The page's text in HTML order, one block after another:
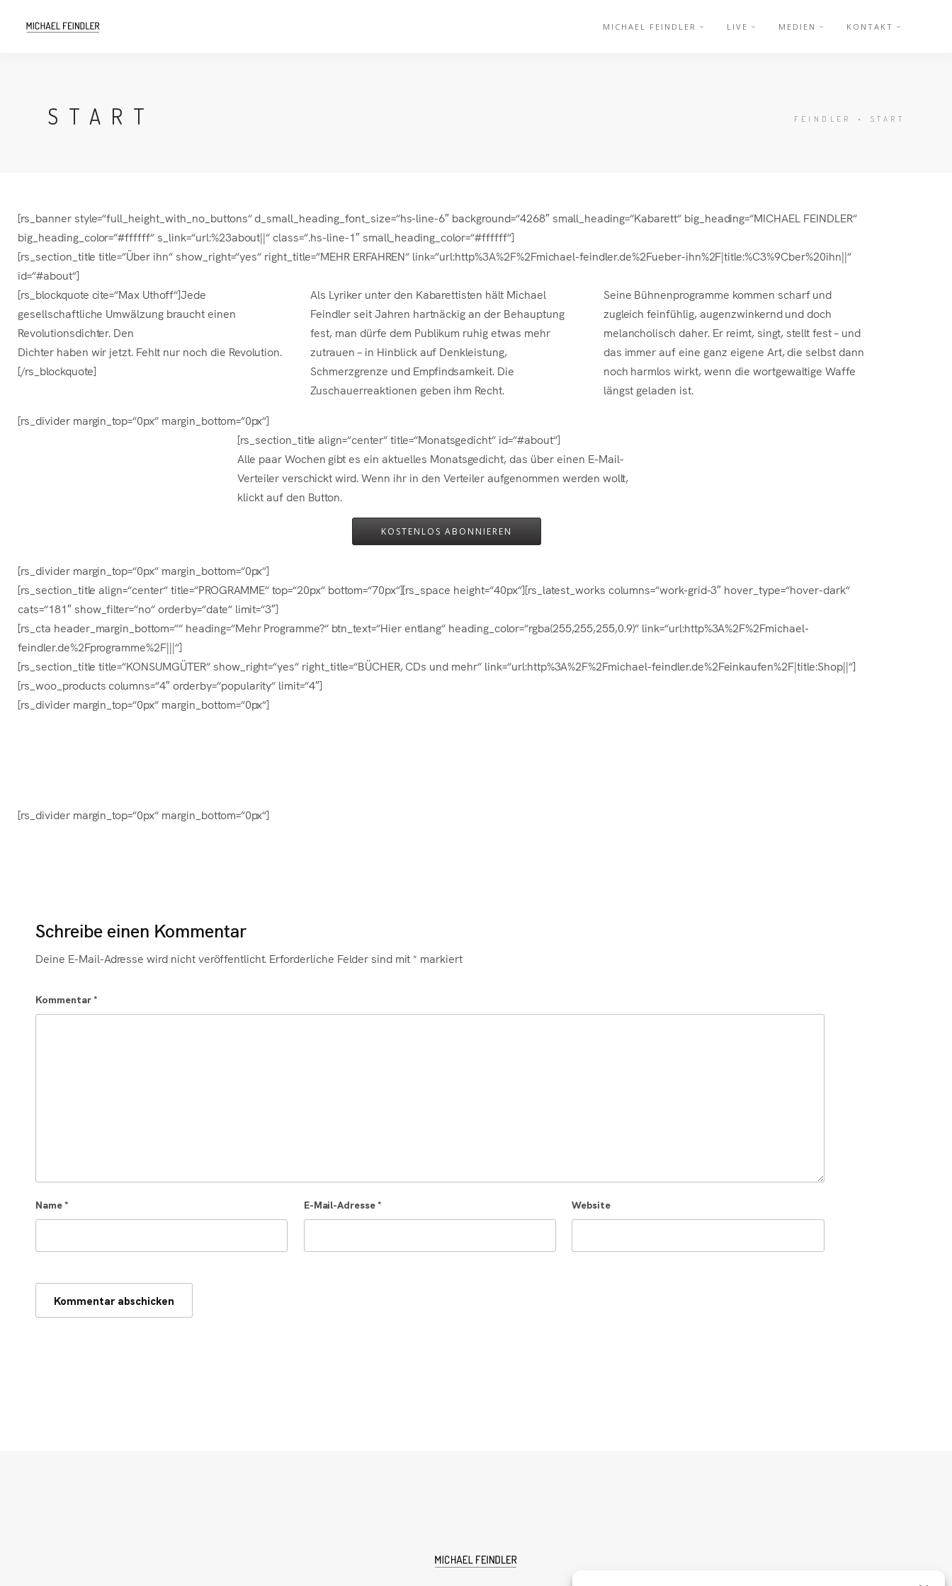
MICHAEL FEINDLER LIVE MEDIEN KONTAKT
START FEINDLER • START
[rs_banner style=“full_height_with_no_buttons“ d_small_heading_font_size=“hs-line-6″ background=“4268″ small_heading=“Kabarett“ big_heading=“MICHAEL FEINDLER“
big_heading_color=“#ffffff“ s_link=“url:%23about||“ class=“.hs-line-1″ small_heading_color=“#ffffff“]
[rs_section_title title=“Über ihn“ show_right=“yes“ right_title=“MEHR ERFAHREN“ link=“url:http%3A%2F%2Fmichael-feindler.de%2Fueber-ihn%2F|title:%C3%9Cber%20ihn||“
id=“#about“]
[rs_blockquote cite=“Max Uthoff“]Jede
gesellschaftliche Umwälzung braucht einen
Revolutionsdichter. Den
Dichter haben wir jetzt. Fehlt nur noch die Revolution.
[/rs_blockquote]
Als Lyriker unter den Kabarettisten hält Michael
Feindler seit Jahren hartnäckig an der Behauptung
fest, man dürfe dem Publikum ruhig etwas mehr
zutrauen – in Hinblick auf Denkleistung,
Schmerzgrenze und Empfindsamkeit. Die
Zuschauerreaktionen geben ihm Recht.
Seine Bühnenprogramme kommen scharf und
zugleich feinfühlig, augenzwinkernd und doch
melancholisch daher. Er reimt, singt, stellt fest – und
das immer auf eine ganz eigene Art, die selbst dann
noch harmlos wirkt, wenn die wortgewaltige Waffe
längst geladen ist.
[rs_divider margin_top=“0px“ margin_bottom=“0px“]
[rs_section_title align=“center“ title=“Monatsgedicht“ id=“#about“]
Alle paar Wochen gibt es ein aktuelles Monatsgedicht, das über einen E-Mail-
Verteiler verschickt wird. Wenn ihr in den Verteiler aufgenommen werden wollt,
klickt auf den Button.
KOSTENLOS ABONNIEREN
[rs_divider margin_top=“0px“ margin_bottom=“0px“]
[rs_section_title align=“center“ title=“PROGRAMME“ top=“20px“ bottom=“70px“][rs_space height=“40px“][rs_latest_works columns=“work-grid-3″ hover_type=“hover-dark“
cats=“181″ show_filter=“no“ orderby=“date“ limit=“3″]
[rs_cta header_margin_bottom=““ heading=“Mehr Programme?“ btn_text=“Hier entlang“ heading_color=“rgba(255,255,255,0.9)“ link=“url:http%3A%2F%2Fmichael-
feindler.de%2Fprogramme%2F|||“]
[rs_section_title title=“KONSUMGÜTER“ show_right=“yes“ right_title=“BÜCHER, CDs und mehr“ link=“url:http%3A%2F%2Fmichael-feindler.de%2Feinkaufen%2F|title:Shop||“]
[rs_woo_products columns=“4″ orderby=“popularity“ limit=“4″]
[rs_divider margin_top=“0px“ margin_bottom=“0px“]
[rs_divider margin_top=“0px“ margin_bottom=“0px“]
Schreibe einen Kommentar
Deine E-Mail-Adresse wird nicht veröffentlicht. Erforderliche Felder sind mit* markiert
Kommentar*
Name* E-Mail-Adresse* Website